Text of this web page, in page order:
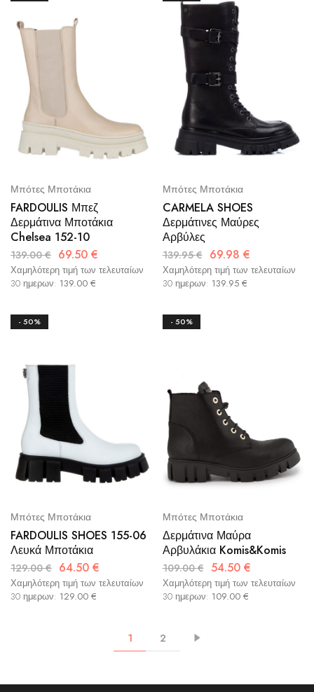
Μπότες Μποτάκια
FARDOULIS Μπεζ
Δερμάτινα Μποτάκια
Chelsea 152-10
139.00€ 69.50 €
Χαμηλότερη τιμή των τελευταίων
30 ημερων: 139.00 €
Μπότες Μποτάκια
CARMELA SHOES
Δερμάτινες Μαύρες
Αρβύλες
139.95€ 69.98 €
Χαμηλότερη τιμή των τελευταίων
30 ημερων: 139.95 €
- 50%
Μπότες Μποτάκια
FARDOULIS SHOES 155-06
Λευκά Μποτάκια
129.00€ 64.50 €
Χαμηλότερη τιμή των τελευταίων
30 ημερων: 129.00 €
- 50%
Μπότες Μποτάκια
Δερμάτινα Μαύρα
Αρβυλάκια Komis&Komis
109.00€ 54.50 €
Χαμηλότερη τιμή των τελευταίων
30 ημερων: 109.00 €
1 2